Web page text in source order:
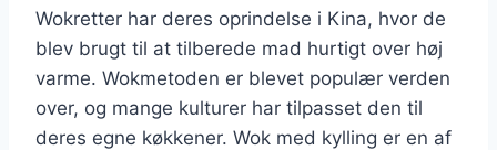
Wokretter har deres oprindelse i Kina, hvor de
blev brugt til at tilberede mad hurtigt over høj
varme. Wokmetoden er blevet populær verden
over, og mange kulturer har tilpasset den til
deres egne køkkener. Wok med kylling er en af